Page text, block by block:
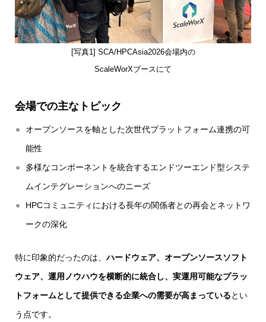
[写真1] SCA/HPCAsia2026会場内の
ScaleWorXブースにて
会場での主なトピック
オープンソースを軸とした次世代プラットフォーム連携の可
能性
多様なコンポーネントを統合するエンドツーエンド型システ
ムインテグレーションへのニーズ
HPCコミュニティにおける長年の関係者との再会とネットワ
ークの深化
特に印象的だったのは、ハードウェア、オープンソースソフト
ウェア、運用ノウハウを横断的に統合し、実運用可能なプラッ
トフォームとして提供できる企業への需要が高まっているとい
う点です。